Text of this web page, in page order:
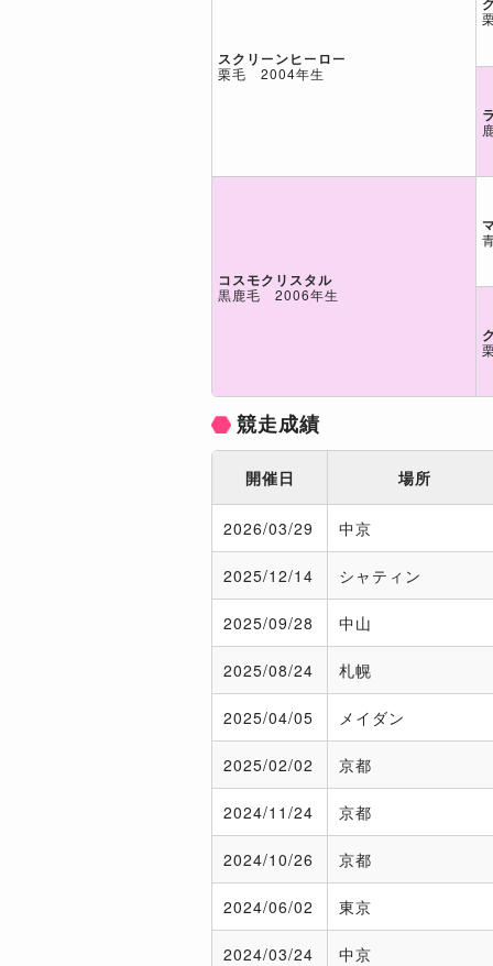
スクリーンヒーロー
栗毛 2004年生
コスモクリスタル
黒鹿毛 2006年生
競走成績
開催日 場所
2026/03/29 中京
2025/12/14 シャティン
2025/09/28 中山
2025/08/24 札幌
2025/04/05 メイダン
2025/02/02 京都
2024/11/24 京都
2024/10/26 京都
2024/06/02 東京
2024/03/24 中京